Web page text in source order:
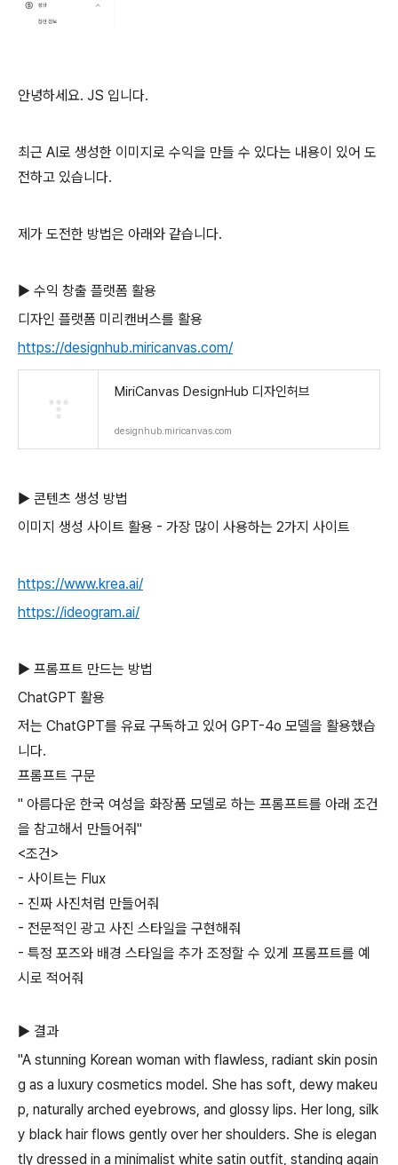
안녕하세요. JS 입니다.
최근 AI로 생성한 이미지로 수익을 만들 수 있다는 내용이 있어 도
전하고 있습니다.
제가 도전한 방법은 아래와 같습니다.
▶ 수익 창출 플랫폼 활용
디자인 플랫폼 미리캔버스를 활용
https://designhub.miricanvas.com/
MiriCanvas DesignHub 디자인허브
designhub.miricanvas.com
▶ 콘텐츠 생성 방법
이미지 생성 사이트 활용 - 가장 많이 사용하는 2가지 사이트
https://www.krea.ai/
https://ideogram.ai/
▶ 프롬프트 만드는 방법
ChatGPT 활용
저는 ChatGPT를 유료 구독하고 있어 GPT-4o 모델을 활용했습
니다.
프롬프트 구문
" 아름다운 한국 여성을 화장품 모델로 하는 프롬프트를 아래 조건
을 참고해서 만들어줘"
<조건>
- 사이트는 Flux
- 진짜 사진처럼 만들어줘
- 전문적인 광고 사진 스타일을 구현해줘
- 특정 포즈와 배경 스타일을 추가 조정할 수 있게 프롬프트를 예
시로 적어줘
▶ 결과
"A stunning Korean woman with flawless, radiant skin posin
g as a luxury cosmetics model. She has soft, dewy makeu
p, naturally arched eyebrows, and glossy lips. Her long, silk
y black hair flows gently over her shoulders. She is elegan
tly dressed in a minimalist white satin outfit, standing again